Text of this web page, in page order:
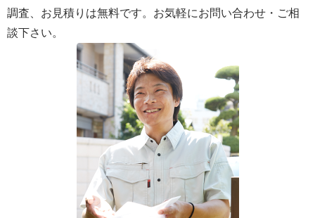
調査、お見積りは無料です。お気軽にお問い合わせ・ご相
談下さい。